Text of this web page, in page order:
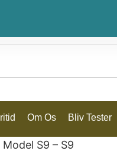
Om Os Bliv Tester
S9 – S9